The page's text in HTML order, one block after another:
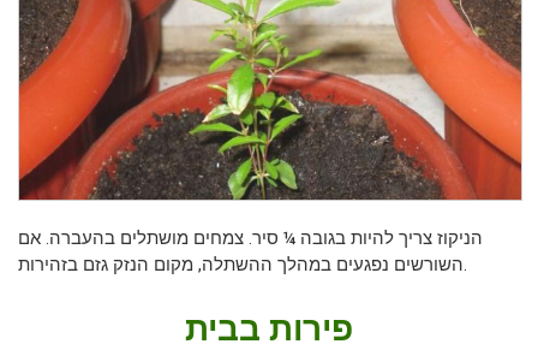
הניקוז צריך להיות בגובה ¼ סיר. צמחים מושתלים בהעברה. אם
השורשים נפגעים במהלך ההשתלה, מקום הנזק גזם בזהירות.
פירות בבית